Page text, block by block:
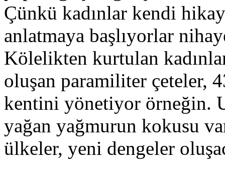
Çünkü kadınlar kendi
anlatmaya başlıyorlar
Kölelikten kurtulan
oluşan paramiliter çeteler,
kentini yönetiyor örneğin.
yağan yağmurun kokusu
ülkeler, yeni dengeler